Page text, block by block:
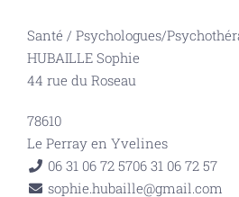
Santé / Psychologues/
HUBAILLE Sophie
44 rue du Roseau
78610
Le Perray en Yvelines
06 31 06 72 5706 31 06 72 57
sophie.hubaille@gmail.com